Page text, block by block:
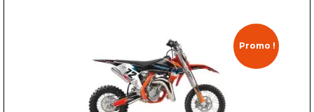
Promo !